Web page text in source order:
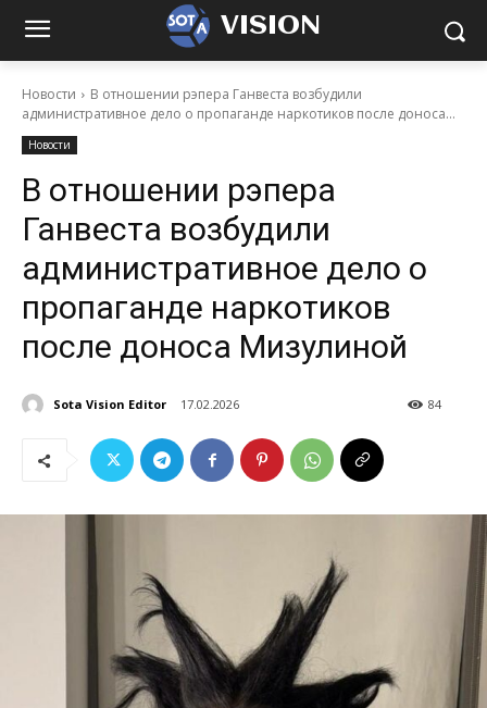
VISION
Новости
В отношении рэпера Ганвеста возбудили
административное дело о пропаганде наркотиков после доноса...
Новости
В отношении рэпера
Ганвеста возбудили
административное дело о
пропаганде наркотиков
после доноса Мизулиной
Sota Vision Editor 17.02.2026 84